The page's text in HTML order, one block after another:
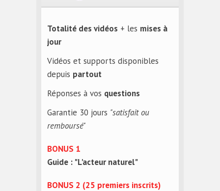
Totalité des vidéos + les mises à
jour
Vidéos et supports disponibles
depuis partout
Réponses à vos questions
Garantie 30 jours "satisfait ou
remboursé"
BONUS 1
Guide : "L'acteur naturel"
BONUS 2 (25 premiers inscrits)